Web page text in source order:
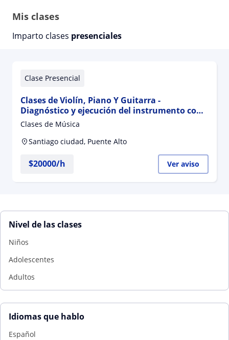
Mis clases
Imparto clases presenciales
Clase Presencial
Clases de Violín, Piano Y Guitarra -
Diagnóstico y ejecución del instrumento con
lectura. Material de estudio sobre los
Clases de Música
Santiago ciudad, Puente Alto
$20000/h Ver aviso
Nivel de las clases
Niños
Adolescentes
Adultos
Idiomas que hablo
Español